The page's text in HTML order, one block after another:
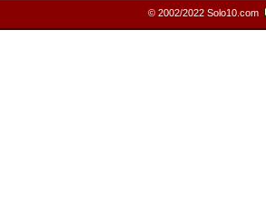
© 2002/2022 Solo10.com